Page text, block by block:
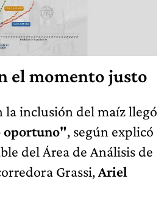
el momento justo
la inclusión del maíz llegó
oportuno", según explicó
del Área de Análisis de
Grassi,Ariel